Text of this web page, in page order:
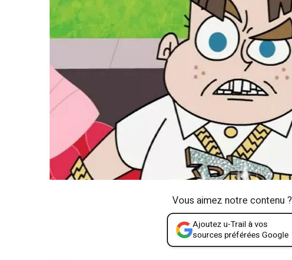
Vous aimez notre contenu ?
Ajoutez u-Trail à vos
sources préférées Google